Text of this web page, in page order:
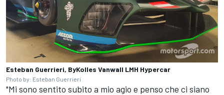
Esteban Guerrieri, ByKolles Vanwall LMH Hypercar
Photo by: Esteban Guerrieri
"Mi sono sentito subito a mio agio e penso che ci siano